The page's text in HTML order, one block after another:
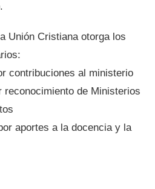
Unión Cristiana otorga los
contribuciones al ministerio
reconocimiento de Ministerios
aportes a la docencia y la